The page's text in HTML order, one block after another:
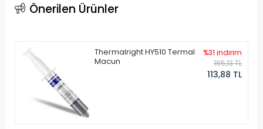
Önerilen Ürünler
Thermalright HY510 Termal
Macun
%31 indirim
165,13 TL
113,88 TL